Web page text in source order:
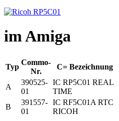
im Amiga
Typ
Commo-
Nr.
C= Bezeichnung
A
390525-
01
IC RP5C01 REAL
TIME
B
391557-
01
IC RF5C01A RTC
RICOH